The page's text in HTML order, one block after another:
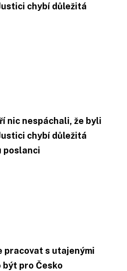
chybí důležitá
nic nespáchali, že byli
chybí důležitá
poslanci
pracovat s utajenými
pro Česko